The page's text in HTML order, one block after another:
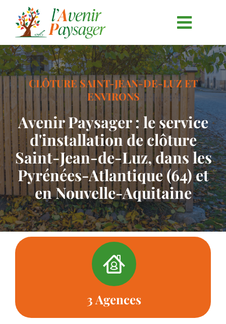
contenu
CLÔTURE SAINT-JEAN-DE-LUZ ET
ENVIRONS
Avenir Paysager : le service
d'installation de clôture
Saint-Jean-de-Luz, dans les
Pyrénées-Atlantique (64) et
en Nouvelle-Aquitaine
3 Agences